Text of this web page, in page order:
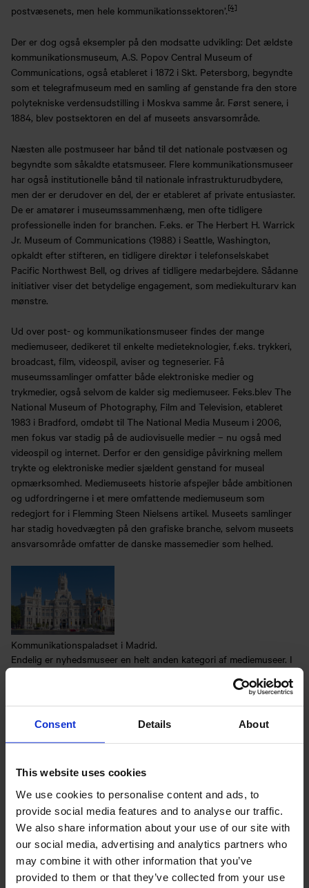
Consent Details About
This website uses cookies
We use cookies to personalise content and ads, to
provide social media features and to analyse our traffic.
We also share information about your use of our site with
our social media, advertising and analytics partners who
may combine it with other information that you’ve
provided to them or that they’ve collected from your use
postvæsenets, men hele kommunikationssektoren’.[4]
Der er dog også eksempler på den modsatte udvikling: Det ældste
kommunikationsmuseum, A.S. Popov Central Museum of
Communications, også etableret i 1872 i Skt. Petersborg, begyndte
som et telegrafmuseum med en samling af genstande fra den store
polytekniske verdensudstilling i Moskva samme år. Først senere, i
1884, blev postsektoren en del af museets ansvarsområde.
Næsten alle postmuseer har bånd til det nationale postvæsen og
begyndte som såkaldte etatsmuseer. Flere kommunikationsmuseer
har også institutionelle bånd til nationale infrastrukturudbydere,
men der er derudover en del, der er etableret af private entusiaster.
De er amatører i museumssammenhæng, men ofte tidligere
professionelle inden for branchen. F.eks. er The Herbert H. Warrick
Jr. Museum of Communications (1988) i Seattle, Washington,
opkaldt efter stifteren, en tidligere direktør i telefonselskabet
Pacific Northwest Bell, og drives af tidligere medarbejdere. Sådanne
initiativer viser det betydelige engagement, som mediekulturarv kan
mønstre.
Ud over post- og kommunikationsmuseer findes der mange
mediemuseer, dedikeret til enkelte medieteknologier, f.eks. trykkeri,
broadcast, film, videospil, aviser og tegneserier. Få
museumssamlinger omfatter både elektroniske medier og
trykmedier, også selvom de kalder sig mediemuseer. Feks.blev The
National Museum of Photography, Film and Television, etableret
1983 i Bradford, omdøbt til The National Media Museum i 2006,
men fokus var stadig på de audiovisuelle medier – nu også med
videospil og internet. Derfor er den gensidige påvirkning mellem
trykte og elektroniske medier sjældent genstand for museal
opmærksomhed. Mediemuseets historie afspejler både ambitionen
og udfordringerne i et mere omfattende mediemuseum som
redegjort for i Flemming Steen Nielsens artikel. Museets samlinger
har stadig hovedvægten på den grafiske branche, selvom museets
ansvarsområde omfatter de danske massemedier som helhed.
Kommunikationspaladset i Madrid.
Endelig er nyhedsmuseer en helt anden kategori af mediemuseer. I
koncentreret om enkelte teknologier – fokuserer disse museer på
en særlig type medieindhold, nemlig nyhedsjournalistik. En
fællesnævner for disse museer er, at den stiftende organisation er
og pressens demokratiske rolle som offentlighedens vagthund. Det
mest fremtrædende eksempel er Newseum (1997) i Washington
D.C., etableret af The Freedom Foundation, hvis mission er at
fremme de frihedsrettigheder, herunder ytringsfrihed og
pressefrihed, der sikres af 1. amendment (tillæg) til den
amerikanske forfatning som demokratiets hjørnesten. Museet
betragter sig selv som et af de mest interaktive i verden med
forskellige aktiviteter med fokus på medieetik, nyhedsproduktion